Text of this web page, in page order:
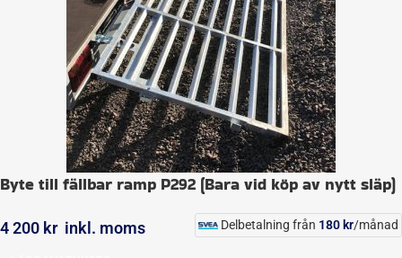
Byte till fällbar ramp P292 (Bara vid köp av nytt släp)
4 200 kr inkl. moms Delbetalning från 180 kr/månad